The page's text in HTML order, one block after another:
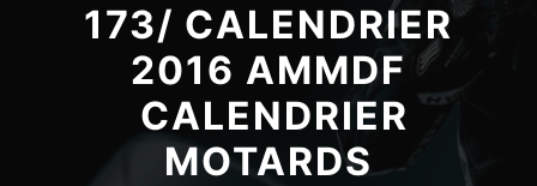
173/ CALENDRIER
2016 AMMDF
CALENDRIER
MOTARDS